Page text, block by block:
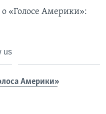
«Голосе Америки»:
us
Америки»